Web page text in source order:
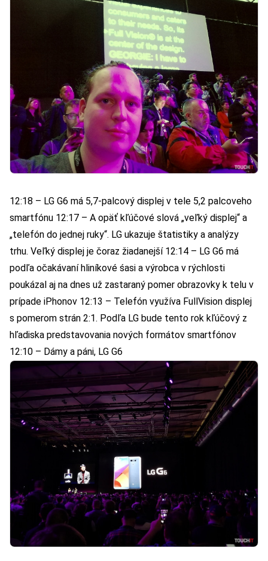
12:18 – LG G6 má 5,7-palcový displej v tele 5,2 palcoveho
smartfónu 12:17 – A opäť kľúčové slová „veľký displej“ a
„telefón do jednej ruky“. LG ukazuje štatistiky a analýzy
trhu. Veľký displej je čoraz žiadanejší 12:14 – LG G6 má
podľa očakávaní hliníkové śasi a výrobca v rýchlosti
poukázal aj na dnes už zastaraný pomer obrazovky k telu v
prípade iPhonov 12:13 – Telefón využíva FullVision displej
s pomerom strán 2:1. Podľa LG bude tento rok kľúčový z
hľadiska predstavovania nových formátov smartfónov
12:10 – Dámy a páni, LG G6